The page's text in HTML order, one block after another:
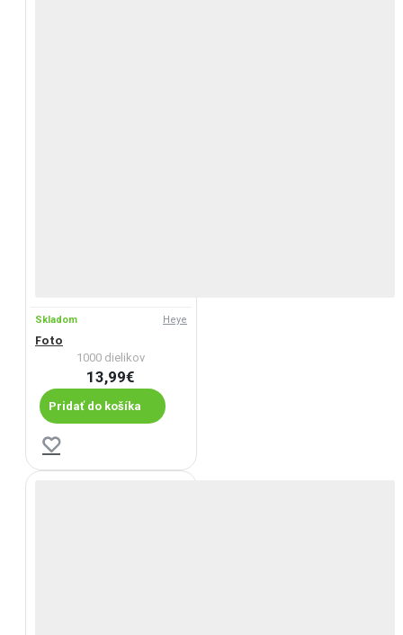
Skladom Heye
Foto
1000 dielikov
13,99€
Pridať do košíka